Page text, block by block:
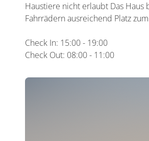
Haustiere nicht erlaubt Das
Fahrrädern ausreichend Platz
Check In: 15:00 - 19:00
Check Out: 08:00 - 11:00